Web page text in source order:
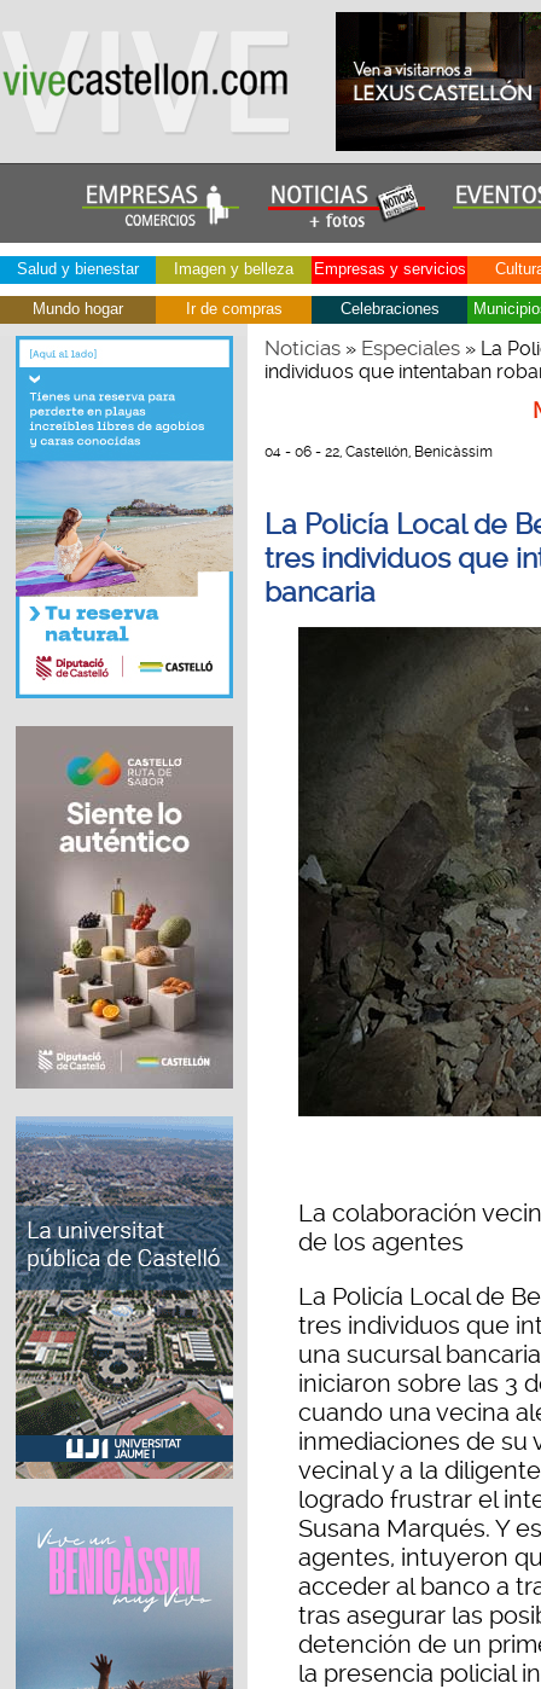
Salud y bienestar Imagen y belleza Empresas y servicios
Mundo hogar Ir de compras Celebraciones
Noticias» Especiales» La
individuos que intentaban
04 - 06 - 22, Castellón, Benicàssim
La Policía Local de
tres individuos que
bancaria
La colaboración
de los agentes
La Policía Local de
tres individuos que
una sucursal
iniciaron sobre las 3
cuando una vecina
inmediaciones de su
vecinal y a la
logrado frustrar el
Susana Marqués. Y
agentes, intuyeron
acceder al banco a
tras asegurar las
detención de un
la presencia policial